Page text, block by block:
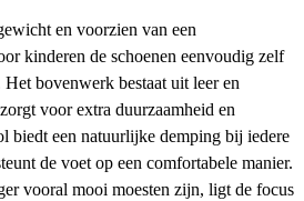
en voorzien van een
kinderen de schoenen eenvoudig zelf
bovenwerk bestaat uit leer en
voor extra duurzaamheid en
biedt een natuurlijke demping bij iedere
de voet op een comfortabele manier.
vooral mooi moesten zijn, ligt de focus